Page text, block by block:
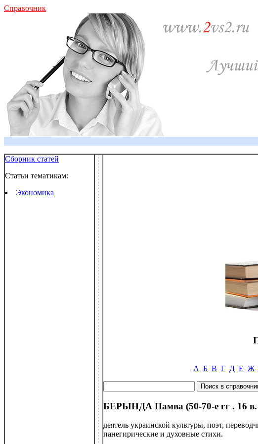
Справочник
Сборник статей
Статьи тематикам:
Экономика
А Б В Г Д Е Ж
БЕРЫНДА Памва (50-70-е гг . 16 в.
деятель украинской культуры, поэт,
панегирические и духовные стихи.